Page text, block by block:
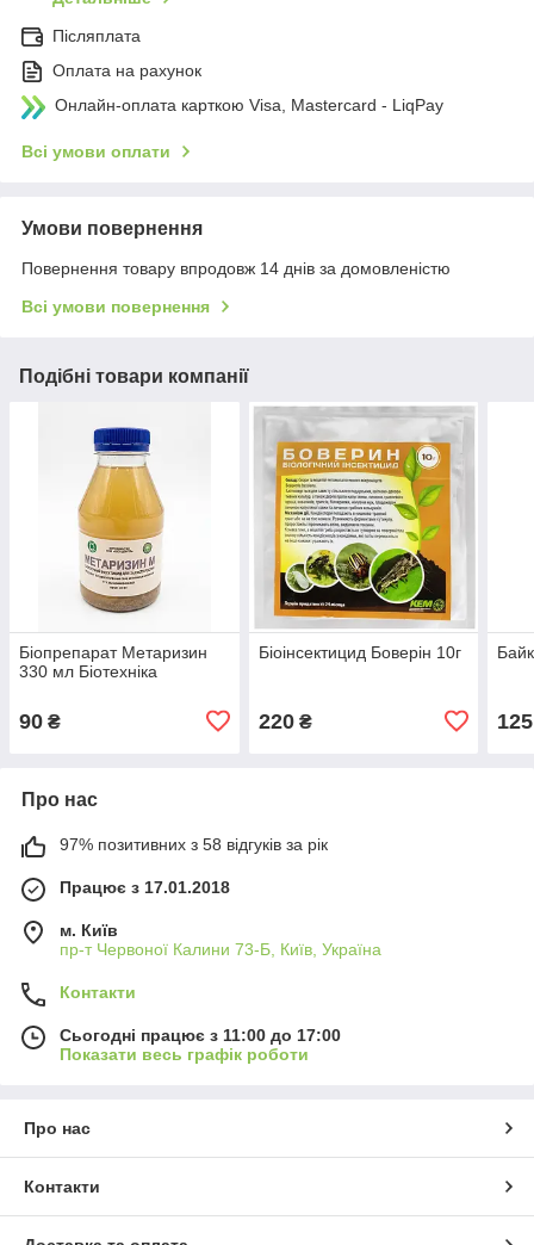
Післяплата
Оплата на рахунок
Онлайн-оплата карткою Visa, Mastercard - LiqPay
Всі умови оплати
Умови повернення
Повернення товару впродовж 14 днів за домовленістю
Всі умови повернення
Подібні товари компанії
Біопрепарат Метаризин
330 мл Біотехніка
90 ₴
Біоінсектицид Боверін 10г
220₴ 125
Про нас
97% позитивних з 58 відгуків за рік
Працює з 17.01.2018
м. Київ
пр-т Червоної Калини 73-Б, Київ, Україна
Контакти
Сьогодні працює з 11:00 до 17:00
Показати весь графік роботи
Про нас
Контакти